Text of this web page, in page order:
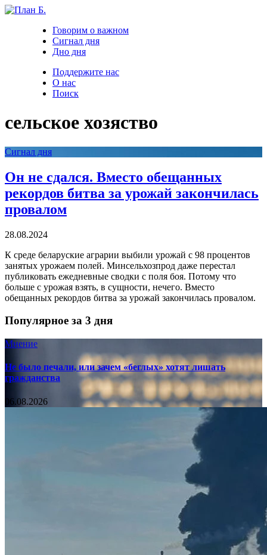
Говорим о важном
Сигнал дня
Дно дня
Поддержите нас
О нас
Поиск
сельское хозяство
Сигнал дня
Он не сдался. Вместо обещанных
рекордов битва за урожай закончилась
провалом
28.08.2024
К среде беларуские аграрии выбили урожай с 98 процентов
занятых урожаем полей. Минсельхозпрод даже перестал
публиковать ежедневные сводки с поля боя. Потому что
больше с урожая взять, в сущности, нечего. Вместо
обещанных рекордов битва за урожай закончилась провалом.
Популярное за 3 дня
Мнение
Не было печали, или зачем «беглых» хотят лишать
гражданства
06.08.2026